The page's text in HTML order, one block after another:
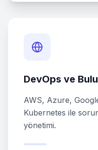
DevOps ve
AWS, Azure,
Kubernetes ile
yönetimi.